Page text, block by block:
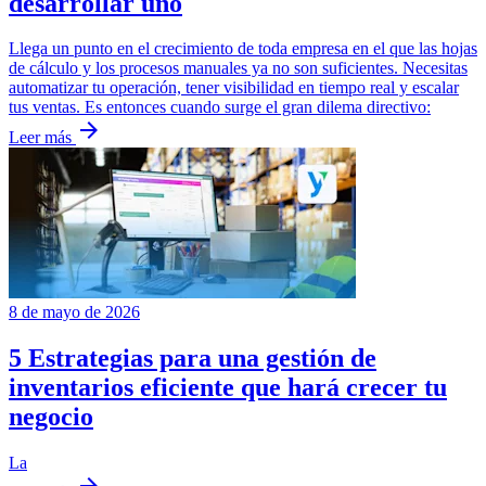
Llega un punto en el crecimiento de toda empresa en el que las hojas
de cálculo y los procesos manuales ya no son suficientes. Necesitas
automatizar tu operación, tener visibilidad en tiempo real y escalar
tus ventas. Es entonces cuando surge el gran dilema directivo:
Leer más arrow_forward
8 de mayo de 2026
5 Estrategias para una gestión de
inventarios eficiente que hará crecer tu
negocio
La